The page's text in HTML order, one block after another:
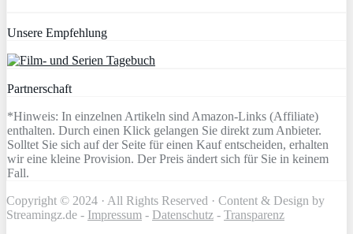
Unsere Empfehlung
Partnerschaft
*Hinweis: In einzelnen Artikeln sind Amazon-Links (Affiliate)
enthalten. Durch einen Klick gelangen Sie direkt zum Anbieter.
Solltet Sie sich auf der Seite für einen Kauf entscheiden, erhalten
wir eine kleine Provision. Der Preis ändert sich für Sie in keinem
Fall.
Copyright © 2024 · All Rights Reserved · Content & Design by
Streamingz.de - Impressum - Datenschutz - Transparenz